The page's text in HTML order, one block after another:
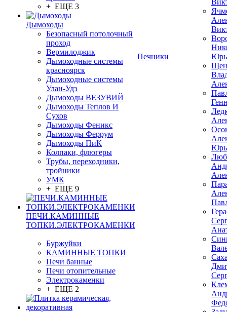
+ ЕЩЕ 3
Дымоходы
Безопасный потолочный
проход
Вермилоджик
Дымоходные системы
красноярск
Дымоходные системы
Улан-Удэ
Дымоходы ВЕЗУВИЙ
Дымоходы Теплов И
Сухов
Дымоходы Феникс
Дымоходы Феррум
Дымоходы ПиК
Колпаки, флюгеры
Трубы, переходники,
тройники
УМК
+ ЕЩЕ 9
ПЕЧИ.КАМИННЫЕ
ТОПКИ.ЭЛЕКТРОКАМЕНКИ
Буржуйки
КАМИННЫЕ ТОПКИ
Печи банные
Печи отопительные
Электрокаменки
+ ЕЩЕ 2
Печники